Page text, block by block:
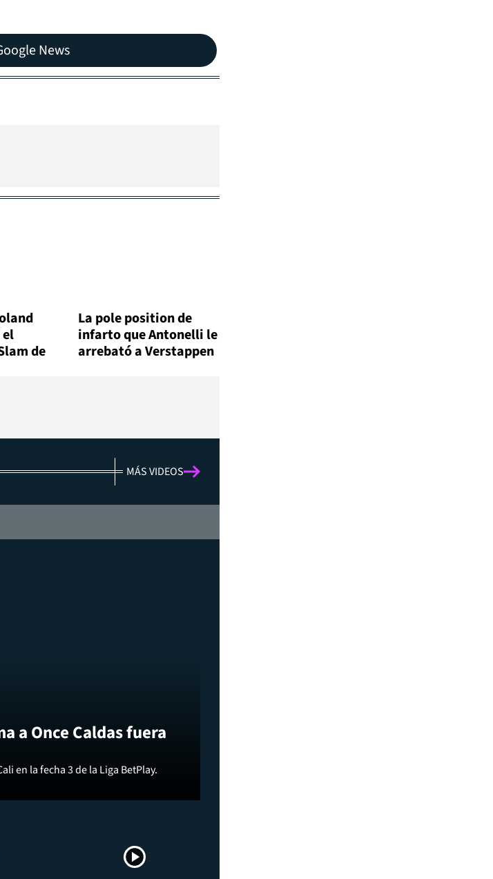
News
de
La pole position de
infarto que Antonelli le
arrebató a Verstappen
MÁS VIDEOS
a Once Caldas fuera
en la fecha 3 de la Liga BetPlay.